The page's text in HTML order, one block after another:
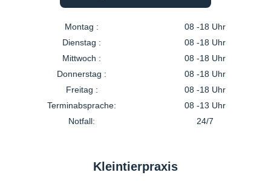
Montag :
08 -18 Uhr
Dienstag :
08 -18 Uhr
Mittwoch :
08 -18 Uhr
Donnerstag :
08 -18 Uhr
Freitag :
08 -18 Uhr
Terminabsprache:
08 -13 Uhr
Notfall:
24/7
Kleintierpraxis